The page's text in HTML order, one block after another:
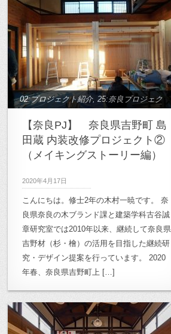
02:プロジェクト紹介,25:奈良プロジェク
【奈良PJ】 奈良県吉野町 島
田蔵 内装改修プロジェクト②
（メイキングストーリー編）
2020年4月17日
こんにちは。修士2年の木村一暁です。 奈
良県奈良の木ブランド課と建築学科古谷誠
章研究室では2010年以来、継続して奈良県
吉野材（杉・檜）の活用を目指した継続研
究・デザイン提案を行っています。 2020
年春、奈良県吉野町上 […]